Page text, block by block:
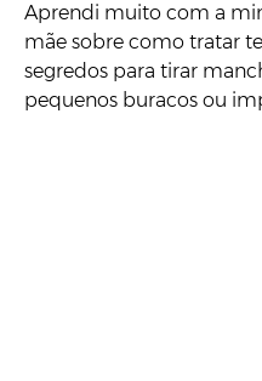
Aprendi muito com a
mãe sobre como tratar
segredos para tirar
pequenos buracos ou